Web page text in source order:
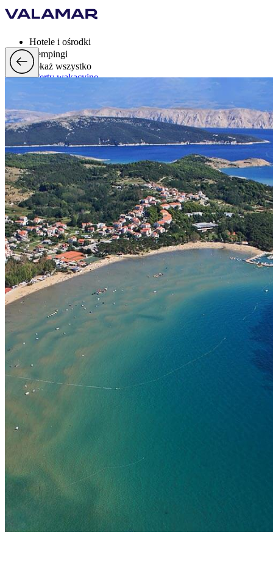
Hotele i ośrodki
Kempingi
Pokaż wszystko
Oferty wakacyjne
Więcej
pl, EUR